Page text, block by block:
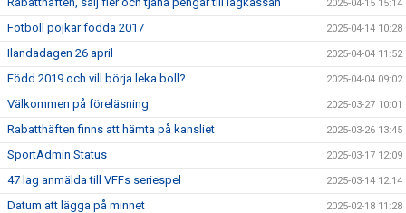
2025-04-15 15:14
Fotboll pojkar födda 2017 2025-04-14 10:28
Ilandadagen 26 april 2025-04-04 11:52
Född 2019 och vill börja leka boll? 2025-04-04 09:02
Välkommen på föreläsning 2025-03-27 10:01
Rabatthäften finns att hämta på kansliet 2025-03-26 13:45
SportAdmin Status 2025-03-17 12:09
47 lag anmälda till VFFs seriespel 2025-03-14 12:14
Datum att lägga på minnet 2025-02-18 11:28